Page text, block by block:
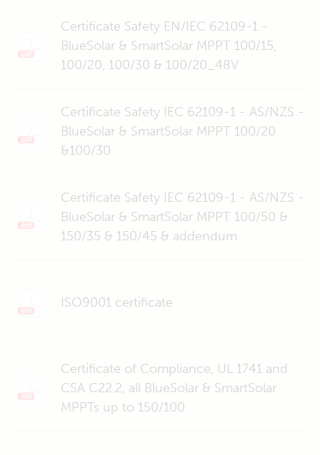
Certificate Safety EN/IEC 62109-1 -
BlueSolar & SmartSolar MPPT 100/15,
100/20, 100/30 & 100/20_48V
Certificate Safety IEC 62109-1 - AS/NZS -
BlueSolar & SmartSolar MPPT 100/20
&100/30
Certificate Safety IEC 62109-1 - AS/NZS -
BlueSolar & SmartSolar MPPT 100/50 &
150/35 & 150/45 & addendum
ISO9001 certificate
Certificate of Compliance, UL 1741 and
CSA C22.2, all BlueSolar & SmartSolar
MPPTs up to 150/100